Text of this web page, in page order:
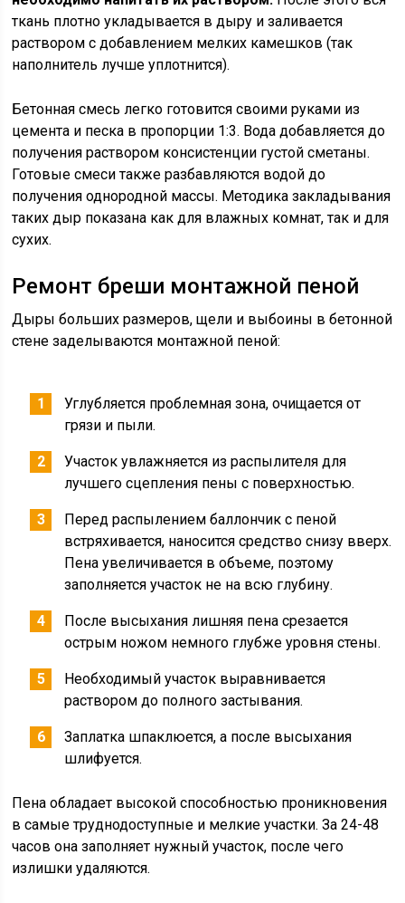
ткань плотно укладывается в дыру и заливается
раствором с добавлением мелких камешков (так
наполнитель лучше уплотнится).
Бетонная смесь легко готовится своими руками из
цемента и песка в пропорции 1:3. Вода добавляется до
получения раствором консистенции густой сметаны.
Готовые смеси также разбавляются водой до
получения однородной массы. Методика закладывания
таких дыр показана как для влажных комнат, так и для
сухих.
Ремонт бреши монтажной пеной
Дыры больших размеров, щели и выбоины в бетонной
стене заделываются монтажной пеной:
Углубляется проблемная зона, очищается от
грязи и пыли.
Участок увлажняется из распылителя для
лучшего сцепления пены с поверхностью.
Перед распылением баллончик с пеной
встряхивается, наносится средство снизу вверх.
Пена увеличивается в объеме, поэтому
заполняется участок не на всю глубину.
После высыхания лишняя пена срезается
острым ножом немного глубже уровня стены.
Необходимый участок выравнивается
раствором до полного застывания.
Заплатка шпаклюется, а после высыхания
шлифуется.
Пена обладает высокой способностью проникновения
в самые труднодоступные и мелкие участки. За 24-48
часов она заполняет нужный участок, после чего
излишки удаляются.